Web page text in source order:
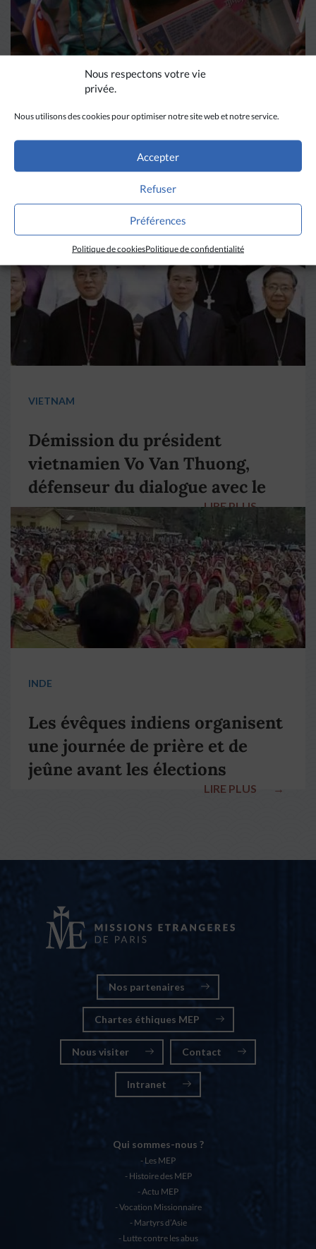
Nous respectons votre vie
privée.
Nous utilisons des cookies pour optimiser notre site web et notre service.
Accepter
Refuser
Préférences
Politique de cookiesPolitique de confidentialité
DIVERS HORIZONS
La revue de presse de la
semaine du 18 mars
VIETNAM
Démission du président
vietnamien Vo Van Thuong,
défenseur du dialogue avec le
pape François
LIRE PLUS →
INDE
Les évêques indiens organisent
une journée de prière et de
jeûne avant les élections
LIRE PLUS →
Nos partenaires
Chartes éthiques MEP
Nous visiter Contact
Intranet
Qui sommes-nous ?
Les MEP
Histoire des MEP
Actu MEP
Vocation Missionnaire
Martyrs d’Asie
Lutte contre les abus